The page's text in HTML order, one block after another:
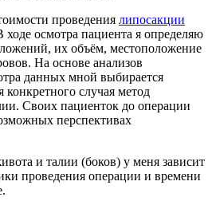
проведения липосакции
ходе осмотра пациента я определяю
их объём, местоположение
На основе анализов
данных мной выбирается
случая метод
Своих пациенток до операции
перспективах
и талии (боков) у меня зависит
проведения операции и времени